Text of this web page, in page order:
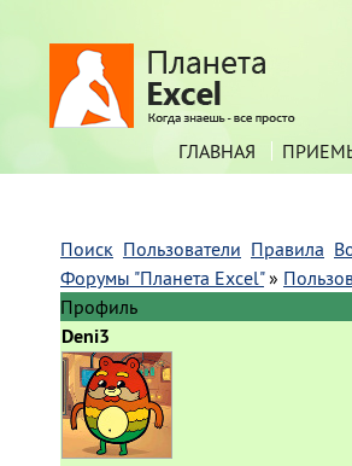
ГЛАВНАЯ
Поиск Пользователи Правила
Форумы "Планета Excel" »
Профиль
Deni3